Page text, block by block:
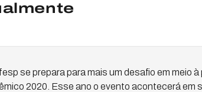
se prepara para mais um desafio em meio
2020. Esse ano o evento acontecerá em